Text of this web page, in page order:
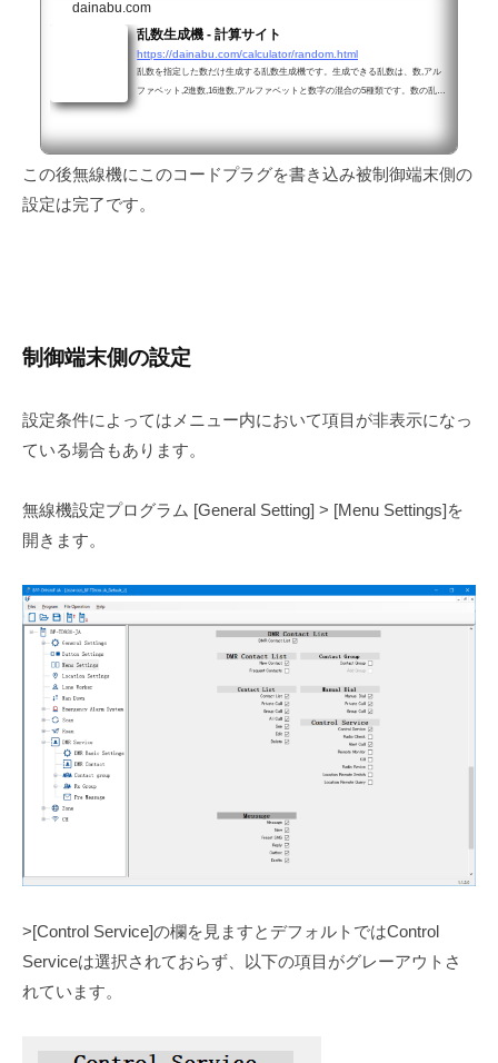
dainabu.com
乱数生成機 - 計算サイト
https://dainabu.com/calculator/random.html
乱数を指定した数だけ生成する乱数生成機です。生成できる乱数は、数,アル
ファベット,2進数,16進数,アルファベットと数字の混合の5種類です。数の乱数
この後無線機にこのコードプラグを書き込み被制御端末側の
設定は完了です。
制御端末側の設定
設定条件によってはメニュー内において項目が非表示になっ
ている場合もあります。
無線機設定プログラム [General Setting] > [Menu Settings]を
開きます。
>[Control Service]の欄を見ますとデフォルトではControl
Serviceは選択されておらず、以下の項目がグレーアウトさ
れています。